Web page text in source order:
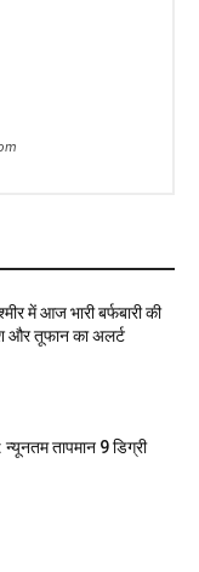
में आज भारी बर्फबारी की
और तूफान का अलर्ट
तापमान 9 डिग्री